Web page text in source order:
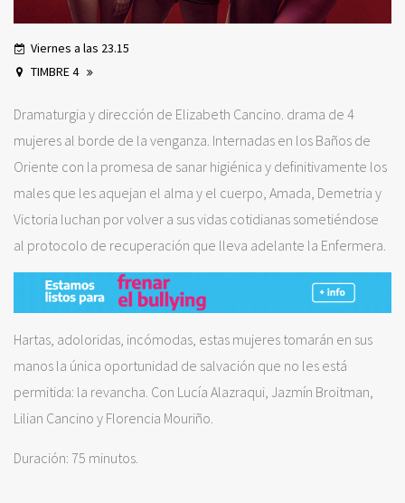
Viernes a las 23.15
TIMBRE 4
Dramaturgia y dirección de Elizabeth Cancino. drama de 4
mujeres al borde de la venganza. Internadas en los Baños de
Oriente con la promesa de sanar higiénica y definitivamente los
males que les aquejan el alma y el cuerpo, Amada, Demetria y
Victoria luchan por volver a sus vidas cotidianas sometiéndose
al protocolo de recuperación que lleva adelante la Enfermera.
Hartas, adoloridas, incómodas, estas mujeres tomarán en sus
manos la única oportunidad de salvación que no les está
permitida: la revancha. Con Lucía Alazraqui, Jazmín Broitman,
Lilian Cancino y Florencia Mouriño.
Duración: 75 minutos.